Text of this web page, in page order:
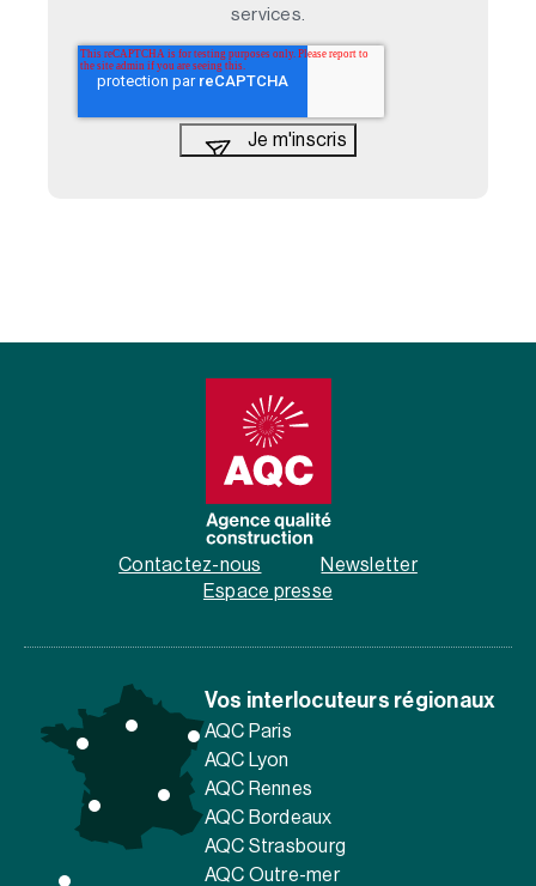
services.
Contactez-nous
Newsletter
Espace presse
Vos interlocuteurs régionaux
AQC Paris
AQC Lyon
AQC Rennes
AQC Bordeaux
AQC Strasbourg
AQC Outre-mer